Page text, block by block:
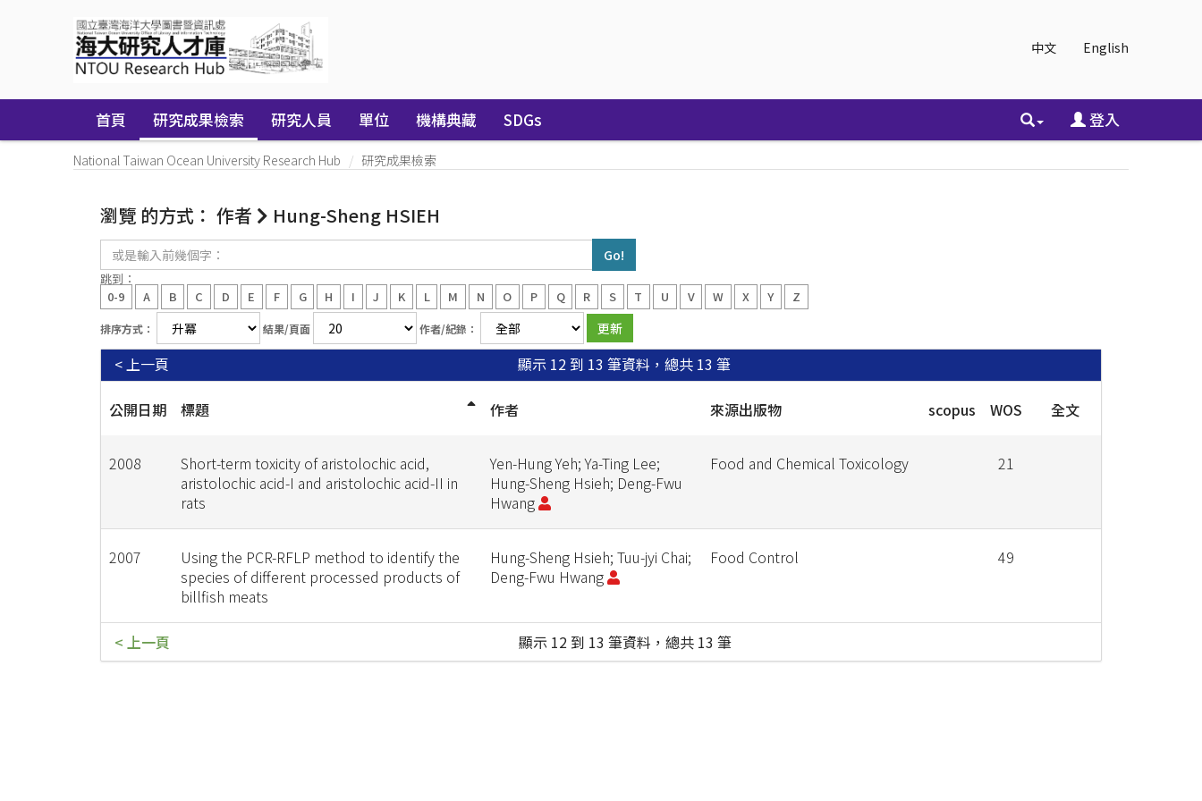
中文 English
首頁 研究成果檢索 研究人員 單位 機構典藏 SDGs 登入
National Taiwan Ocean University Research Hub 研究成果檢索
瀏覽 的方式： 作者 Hung-Sheng HSIEH
或
輸
入
前
幾
字：
跳到：
0-9
A B C D E F G H I J K L M N O P Q R S T U V W X Y Z
排序方式： 結果/頁面 作者/紀錄：
顯示 12 到 13 筆資料，總共 13 筆
< 上一頁
公開日期 標題 作者 來源出版物 scopus WOS 全文
2008
Short-term toxicity of aristolochic acid,
aristolochic acid-I and aristolochic acid-II in
rats
Yen-Hung Yeh; Ya-Ting Lee;
Hung-Sheng Hsieh; Deng-Fwu
Hwang
Food and Chemical Toxicology 21
2007
Using the PCR-RFLP method to identify the
species of different processed products of
billfish meats
Hung-Sheng Hsieh; Tuu-jyi Chai;
Deng-Fwu Hwang
Food Control 49
顯示 12 到 13 筆資料，總共 13 筆
< 上一頁